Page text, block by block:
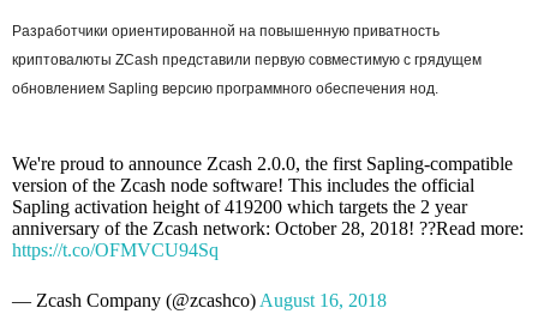
Разработчики ориентированной на повышенную приватность
криптовалюты ZCash представили первую совместимую с грядущем
обновлением Sapling версию программного обеспечения нод.
We're proud to announce Zcash 2.0.0, the first Sapling-compatible
version of the Zcash node software! This includes the official
Sapling activation height of 419200 which targets the 2 year
anniversary of the Zcash network: October 28, 2018! ??Read more:
https://t.co/OFMVCU94Sq
— Zcash Company (@zcashco) August 16, 2018